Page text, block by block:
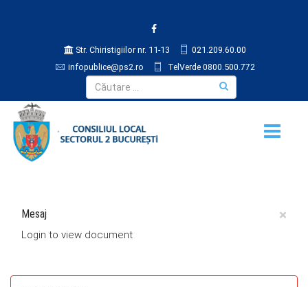
Str. Chiristigiilor nr. 11-13
021.209.60.00
infopublice@ps2.ro
TelVerde 0800.500.772
×
Mesaj
Login to view document